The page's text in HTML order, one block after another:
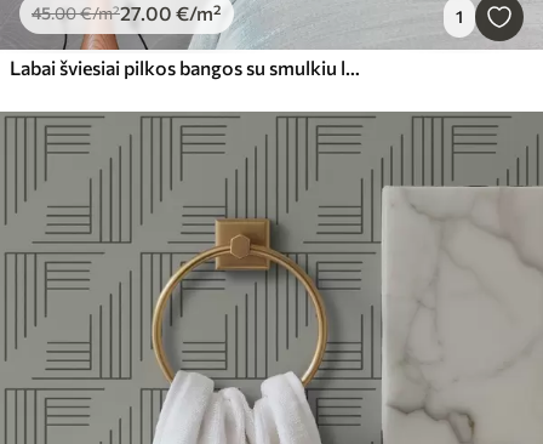
45.00€/m²27.00 €/m² 1
Labai šviesiai pilkos bangos su smulkiu linijų ritmu